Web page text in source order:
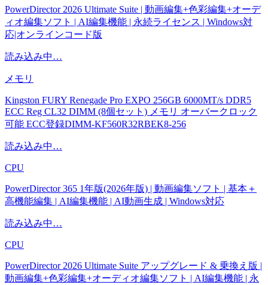
PowerDirector 2026 Ultimate Suite | 動画編集+色彩編集+オーデ
ィオ編集ソフト | AI編集機能 | 永続ライセンス | Windows対
応|オンラインコード版
読み込み中…
メモリ
Kingston FURY Renegade Pro EXPO 256GB 6000MT/s DDR5
ECC Reg CL32 DIMM (8個セット) メモリ オーバークロック
可能 ECC登録DIMM-KF560R32RBEK8-256
読み込み中…
CPU
PowerDirector 365 1年版(2026年版) | 動画編集ソフト | 基本＋
高機能編集 | AI編集機能 | AI動画生成 | Windows対応
読み込み中…
CPU
PowerDirector 2026 Ultimate Suite アップグレード & 乗換え版 |
動画編集+色彩編集+オーディオ編集ソフト | AI編集機能 | 永